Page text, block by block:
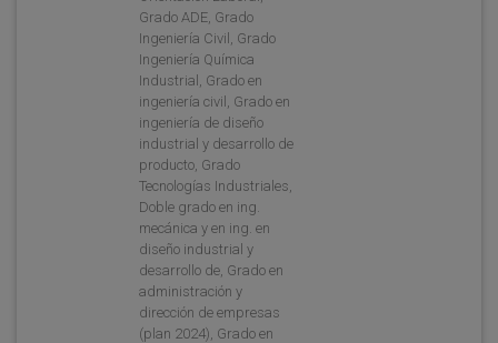
Grado ADE, Grado
Ingeniería Civil, Grado
Ingeniería Química
Industrial, Grado en
ingeniería civil, Grado en
ingeniería de diseño
industrial y desarrollo de
producto, Grado
Tecnologías Industriales,
Doble grado en ing.
mecánica y en ing. en
diseño industrial y
desarrollo de, Grado en
administración y
dirección de empresas
(plan 2024), Grado en